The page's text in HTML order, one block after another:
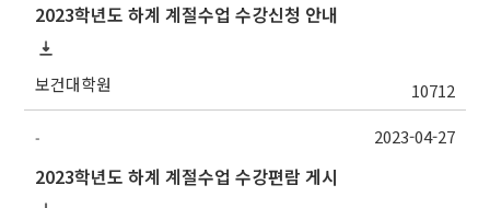
2023학년도 하계 계절수업 수강신청 안내
보건대학원 10712
-
2023학년도 하계 계절수업 수강편람 게시
2023-04-27